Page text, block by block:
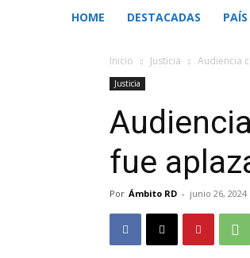
HOME DESTACADAS PAÍS
Inicio Justicia Audiencia
Justicia
fue
Por Ámbito RD - junio 26, 2024